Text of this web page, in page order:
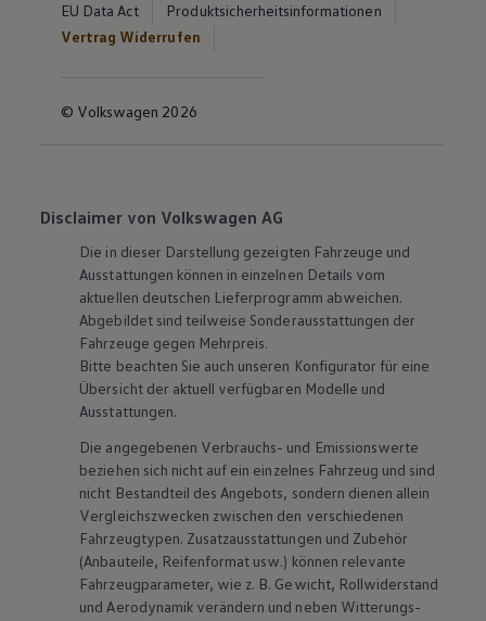
EU Data Act
Produktsicherheitsinformationen
Vertrag Widerrufen
© Volkswagen 2026
Disclaimer von Volkswagen AG
Die in dieser Darstellung gezeigten Fahrzeuge und
Ausstattungen können in einzelnen Details vom
aktuellen deutschen Lieferprogramm abweichen.
Abgebildet sind teilweise Sonderausstattungen der
Fahrzeuge gegen Mehrpreis.
Bitte beachten Sie auch unseren Konfigurator für eine
Übersicht der aktuell verfügbaren Modelle und
Ausstattungen.
Die angegebenen Verbrauchs- und Emissionswerte
beziehen sich nicht auf ein einzelnes Fahrzeug und sind
nicht Bestandteil des Angebots, sondern dienen allein
Vergleichszwecken zwischen den verschiedenen
Fahrzeugtypen. Zusatzausstattungen und Zubehör
(Anbauteile, Reifenformat usw.) können relevante
Fahrzeugparameter, wie z. B. Gewicht, Rollwiderstand
und Aerodynamik verändern und neben Witterungs-